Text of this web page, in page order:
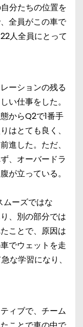
分たちの位置を
全員がこの車で
人全員にとって
ーションの残る
い仕事をした。
からQ2で1番手
はとても良く、
進した。ただ、
、オーバードラ
が立っている。
ーズではな
、別の部分では
ことで、原因は
でウェットを走
な学習になり、
ィブで、チーム